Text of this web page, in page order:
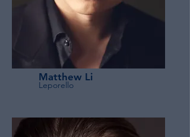
Matthew Li
Leporello